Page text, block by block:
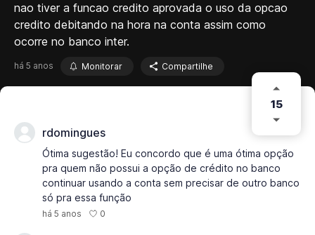
nao tiver a funcao credito aprovada o uso da opcao
credito debitando na hora na conta assim como
ocorre no banco inter.
há 5 anos Monitorar Compartilhe
15
rdomingues
Ótima sugestão! Eu concordo que é uma ótima opção
pra quem não possui a opção de crédito no banco
continuar usando a conta sem precisar de outro banco
só pra essa função
há 5 anos 0